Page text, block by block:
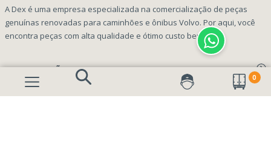
0
A Dex é uma empresa especializada na comercialização de peças
genuínas renovadas para caminhões e ônibus Volvo. Por aqui, você
encontra peças com alta qualidade e ótimo custo benefício!
INFORMAÇÕES